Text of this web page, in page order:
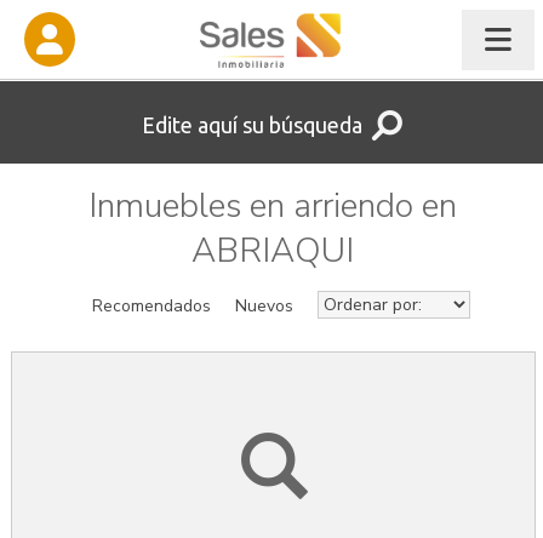
Edite aquí su búsqueda
Inmuebles en arriendo en
ABRIAQUI
Recomendados Nuevos